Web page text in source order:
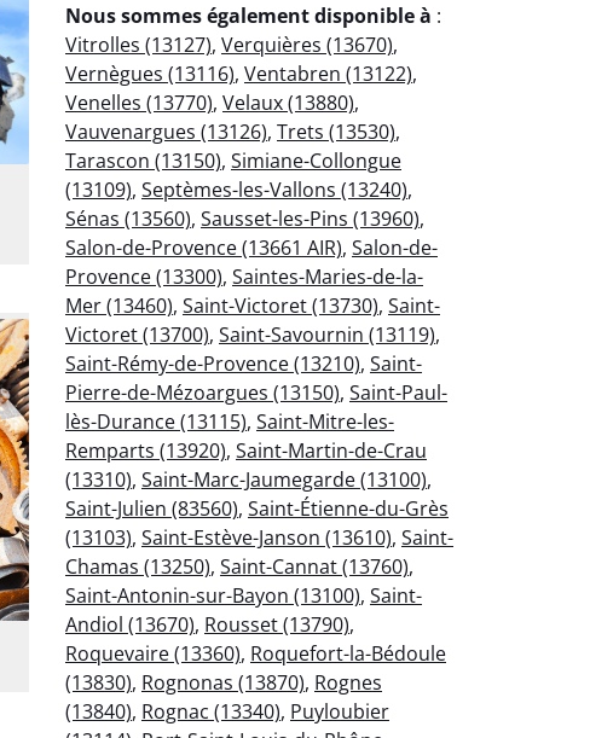
Nous sommes également disponible à :
Vitrolles (13127), Verquières (13670),
Vernègues (13116), Ventabren (13122),
Venelles (13770), Velaux (13880),
Vauvenargues (13126), Trets (13530),
Tarascon (13150), Simiane-Collongue
(13109), Septèmes-les-Vallons (13240),
Sénas (13560), Sausset-les-Pins (13960),
Salon-de-Provence (13661 AIR), Salon-de-
Provence (13300), Saintes-Maries-de-la-
Mer (13460), Saint-Victoret (13730), Saint-
Victoret (13700), Saint-Savournin (13119),
Saint-Rémy-de-Provence (13210), Saint-
Pierre-de-Mézoargues (13150), Saint-Paul-
lès-Durance (13115), Saint-Mitre-les-
Remparts (13920), Saint-Martin-de-Crau
(13310), Saint-Marc-Jaumegarde (13100),
Saint-Julien (83560), Saint-Étienne-du-Grès
(13103), Saint-Estève-Janson (13610), Saint-
Chamas (13250), Saint-Cannat (13760),
Saint-Antonin-sur-Bayon (13100), Saint-
Andiol (13670), Rousset (13790),
Roquevaire (13360), Roquefort-la-Bédoule
(13830), Rognonas (13870), Rognes
(13840), Rognac (13340), Puyloubier